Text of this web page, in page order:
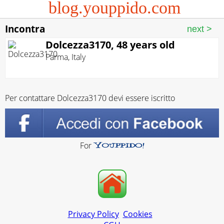
blog.youppido.com
Incontra
Dolcezza3170, 48 years old
Parma, Italy
Per contattare Dolcezza3170 devi essere iscritto
For
Privacy Policy Cookies